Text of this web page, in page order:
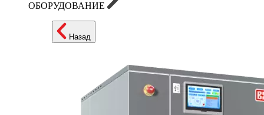
ОБОРУДОВАНИЕ
Назад